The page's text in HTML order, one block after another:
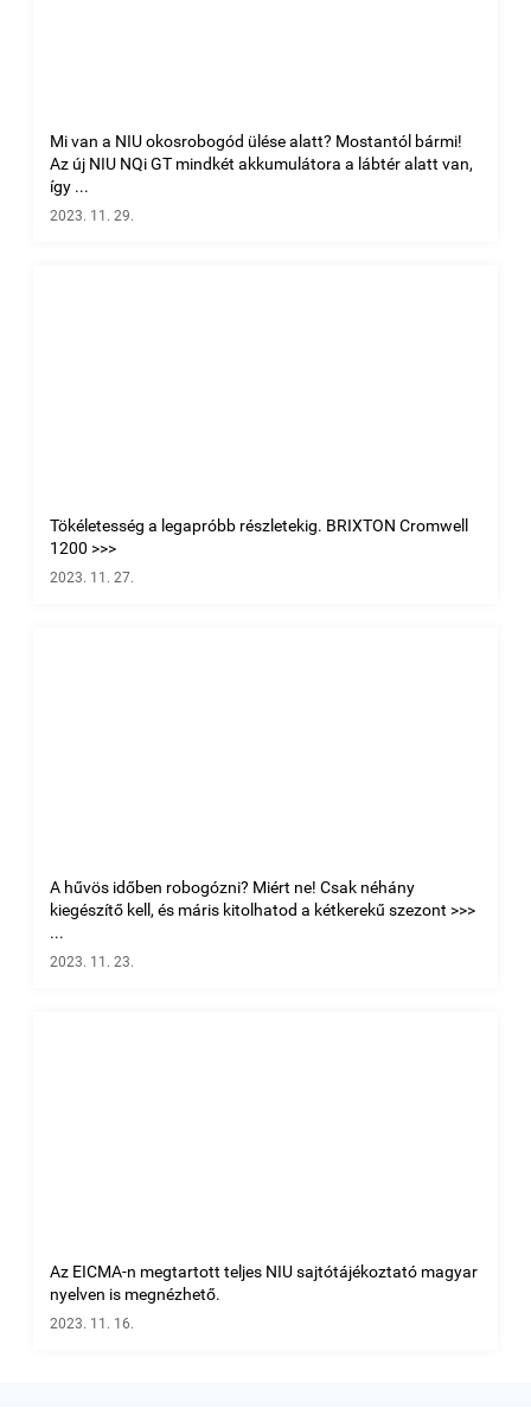
Mi van a NIU okosrobogód ülése alatt? Mostantól bármi!
Az új NIU NQi GT mindkét akkumulátora a lábtér alatt van,
így ...
2023. 11. 29.
Tökéletesség a legapróbb részletekig. BRIXTON Cromwell
1200 >>>
2023. 11. 27.
A hűvös időben robogózni? Miért ne! Csak néhány
kiegészítő kell, és máris kitolhatod a kétkerekű szezont >>>
...
2023. 11. 23.
Az EICMA-n megtartott teljes NIU sajtótájékoztató magyar
nyelven is megnézhető.
2023. 11. 16.